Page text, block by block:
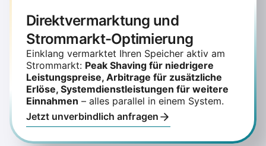
Direktvermarktung und
Strommarkt-Optimierung
Einklang vermarktet Ihren Speicher aktiv am
Strommarkt: Peak Shaving für niedrigere
Leistungspreise, Arbitrage für zusätzliche
Erlöse, Systemdienstleistungen für weitere
Einnahmen – alles parallel in einem System.
Jetzt unverbindlich anfragen